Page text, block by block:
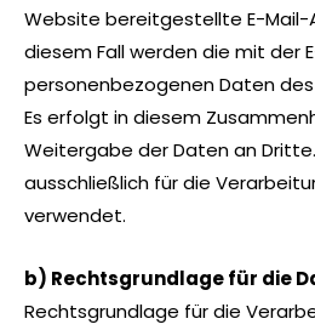
Website bereitgestellte E-Mail-
diesem Fall werden die mit der
personenbezogenen Daten
Es erfolgt in diesem
Weitergabe der Daten an
ausschließlich für die
verwendet.
b) Rechtsgrundlage für die
Rechtsgrundlage für die